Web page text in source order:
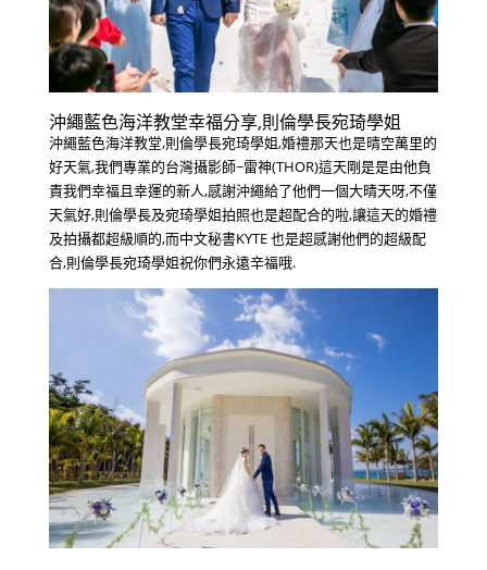
沖繩藍色海洋教堂幸福分享,則倫學長宛琦學姐
沖繩藍色海洋教堂,則倫學長宛琦學姐,婚禮那天也是晴空萬里的
好天氣,我們專業的台灣攝影師~雷神(THOR)這天剛是是由他負
責我們幸福且幸運的新人,感謝沖繩給了他們一個大晴天呀,不僅
天氣好,則倫學長及宛琦學姐拍照也是超配合的啦,讓這天的婚禮
及拍攝都超級順的,而中文秘書KYTE 也是超感謝他們的超級配
合,則倫學長宛琦學姐祝你們永遠辛福哦.